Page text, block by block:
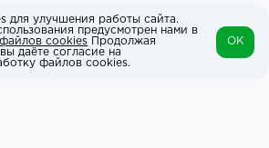
для улучшения работы сайта.
предусмотрен нами в
cookies Продолжая
даёте согласие на
файлов cookies.
OK